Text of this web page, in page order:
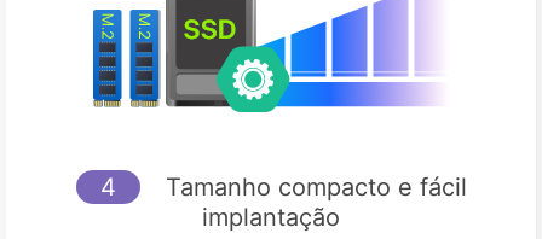
4
Tamanho compacto e fácil
implantação